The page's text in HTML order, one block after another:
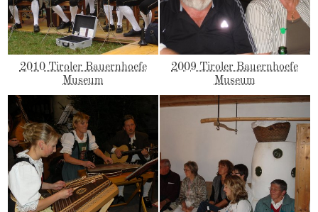
2010 Tiroler Bauernhoefe
Museum
2009 Tiroler Bauernhoefe
Museum